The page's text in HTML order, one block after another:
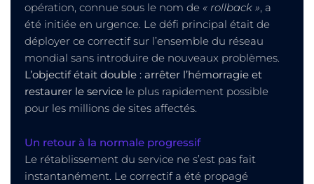
opération, connue sous le nom de « rollback », a
été initiée en urgence. Le défi principal était de
déployer ce correctif sur l’ensemble du réseau
mondial sans introduire de nouveaux problèmes.
L’objectif était double : arrêter l’hémorragie et
restaurer le servicele plus rapidement possible
pour les millions de sites affectés.
Un retour à la normale progressif
Le rétablissement du service ne s’est pas fait
instantanément. Le correctif a été propagé